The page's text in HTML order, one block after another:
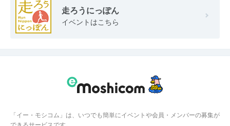
走ろうにっぽん
イベントはこちら
「イー・モシコム」は、いつでも簡単にイベントや会員・メンバーの募集が